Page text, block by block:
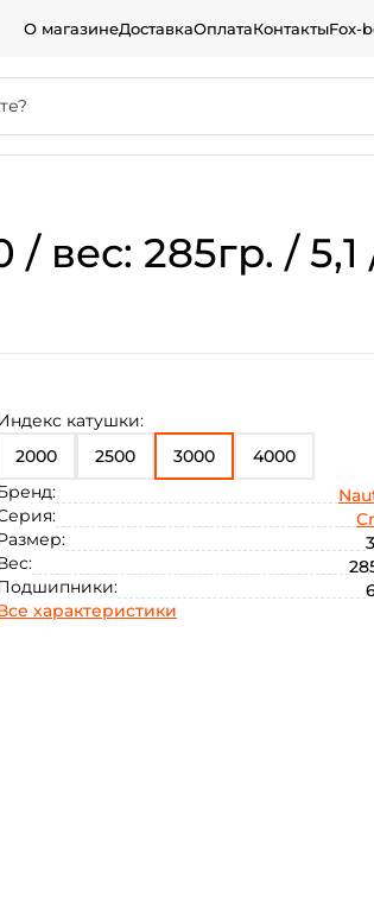
О магазинеДоставкаОплатаКонтактыFox-
вес: 285гр. /
катушки:
2000
2500 3000
4000
характеристики